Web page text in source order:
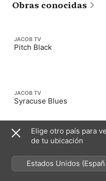
Obras conocidas
JACOB TV
Pitch Black
JACOB TV
Syracuse Blues
Honky Tonk Blues
Elige otro país para
de tu ubicación
Estados Unidos
México)